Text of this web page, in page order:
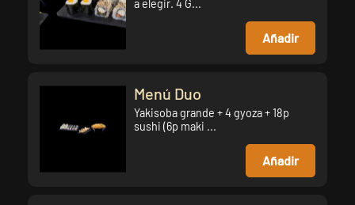
a elegir. 4 G...
Añadir
Menú Duo
Yakisoba grande + 4 gyoza + 18p
sushi (6p maki ...
Añadir